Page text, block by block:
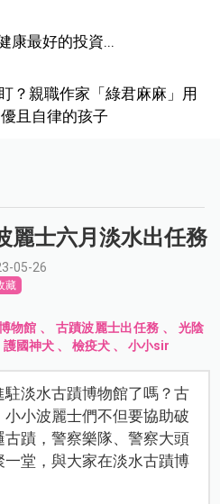
康最好的投資...
？親職作家「綠君麻麻」用
且自律的孩子
麗士六月淡水出任務
05-26
藏
物館 、 古蹟波麗士出任務 、 光陰
護國神犬 、檢疫犬 、小小sir
淡水古蹟博物館了嗎？古
小波麗士們不但要協助破
蹟，警察樂隊、警察大頭
堂，與大家在淡水古蹟博